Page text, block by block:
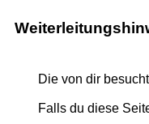
Die von dir
Falls du diese